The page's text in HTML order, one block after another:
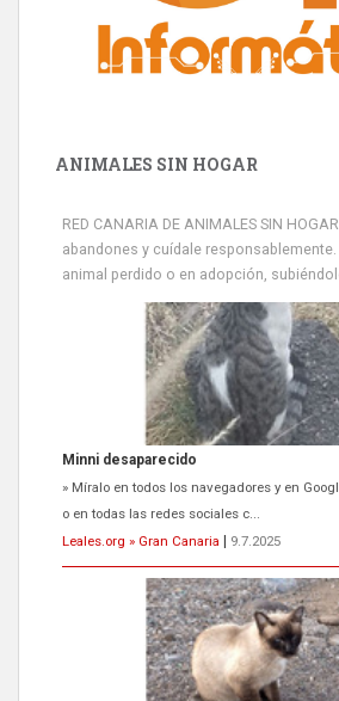
ANIMALES SIN HOGAR
RED CANARIA DE ANIMALES SIN
abandones y cuídale
animal perdido o en adopción,
Minni desaparecido
» Míralo en todos los navegadores y en
o en todas las redes sociales c...
Leales.org » Gran Canaria
9.7.2025